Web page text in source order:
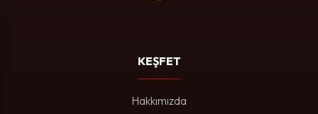
KEŞFET
Hakkımızda